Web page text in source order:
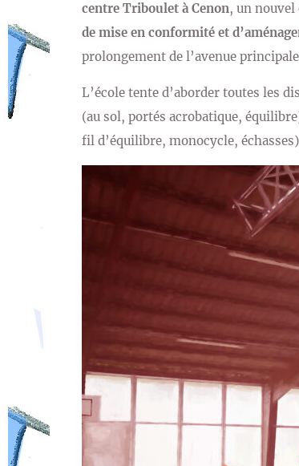
centre Triboulet à Cenon, un nouvel
de mise en conformité et
prolongement de l’avenue
L’école tente d’aborder toutes les
(au sol, portés acrobatique,
fil d’équilibre, monocycle,